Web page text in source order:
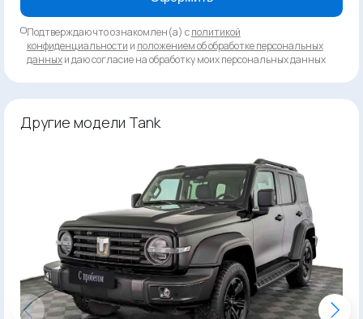
Подтверждаю что ознакомлен(а) сполитикой
конфиденциальности и положением об обработке персональных
данныхи даю согласие на обработку моих персональных данных
Другие модели Tank